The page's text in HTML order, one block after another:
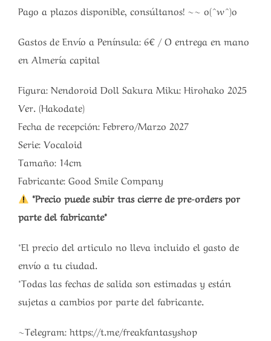
Pago a plazos disponible, consúltanos! ~~ o(^w^)o
Gastos de Envío a Península: 6€ / O entrega en mano
en Almería capital
Figura: Nendoroid Doll Sakura Miku: Hirohako 2025
Ver. (Hakodate)
Fecha de recepción: Febrero/Marzo 2027
Serie: Vocaloid
Tamaño: 14cm
Fabricante: Good Smile Company
*Precio puede subir tras cierre de pre-orders por
parte del fabricante*
*El precio del articulo no lleva incluido el gasto de
envío a tu ciudad.
*Todas las fechas de salida son estimadas y están
sujetas a cambios por parte del fabricante.
~Telegram: https://t.me/freakfantasyshop